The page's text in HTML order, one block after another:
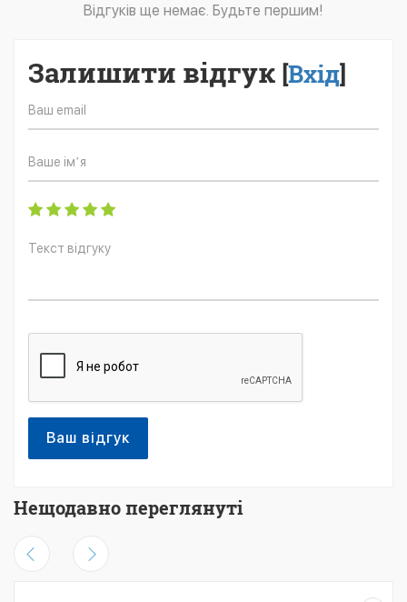
Відгуків ще немає. Будьте першим!
Залишити відгук [Вхід]
Ваш відгук
Нещодавно переглянуті